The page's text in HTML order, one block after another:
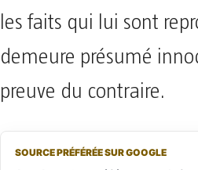
les faits qui lui sont
demeure présumé
preuve du contraire.
SOURCE PRÉFÉRÉE SUR GOOGLE